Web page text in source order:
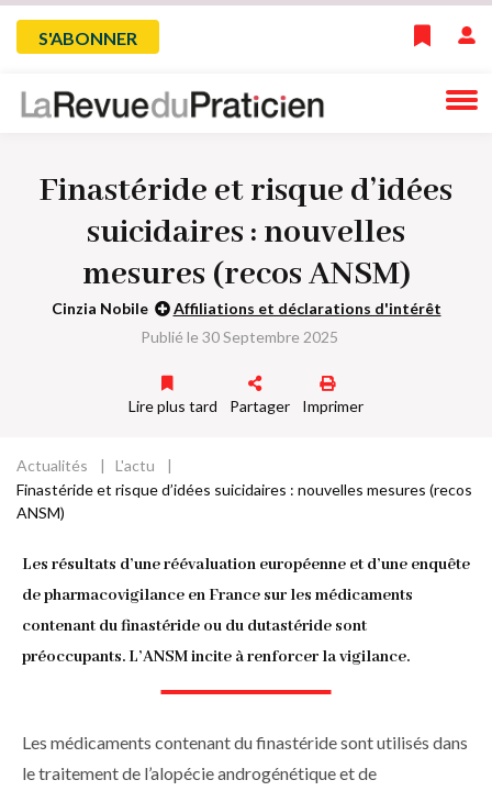
Skip
navigation
Menu
du
de
l'utilisateur
S'ABONNER
Finastéride et risque d’idées
suicidaires : nouvelles
mesures (recos ANSM)
Cinzia Nobile
Affiliations et déclarations d'intérêt
Publié le 30 Septembre 2025
Lire plus tard Partager Imprimer
Fil
d'Ariane
Actualités
L'actu
Finastéride et risque d’idées suicidaires : nouvelles mesures (recos
ANSM)
Les résultats d’une réévaluation européenne et d’une enquête
de pharmacovigilance en France sur les médicaments
contenant du finastéride ou du dutastéride sont
préoccupants. L’ANSM incite à renforcer la vigilance.
Les médicaments contenant du finastéride sont utilisés dans
le traitement de l’alopécie androgénétique et de